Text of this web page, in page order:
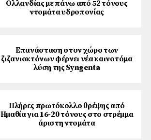
Ολλανδίας με πάνω από 52 τόνους
ντομάτα υδροπονίας
Επανάσταση στον χώρο των
ζιζανιοκτόνων φέρνει νέα καινοτόμα
λύση της Syngenta
Πλήρες πρωτόκολλο θρέψης από
Ημαθία για 16-20 τόνους στο στρέμμα
άριστη ντομάτα